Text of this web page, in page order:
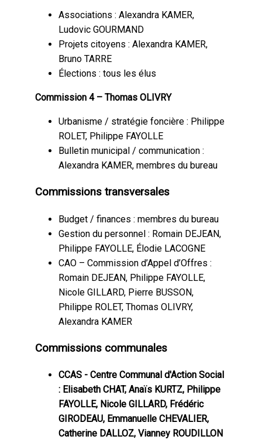
Associations : Alexandra KAMER,
Ludovic GOURMAND
Projets citoyens : Alexandra KAMER,
Bruno TARRE
Élections : tous les élus
Commission 4 – Thomas OLIVRY
Urbanisme / stratégie foncière : Philippe
ROLET, Philippe FAYOLLE
Bulletin municipal / communication :
Alexandra KAMER, membres du bureau
Commissions transversales
Budget / finances : membres du bureau
Gestion du personnel : Romain DEJEAN,
Philippe FAYOLLE, Élodie LACOGNE
CAO – Commission d’Appel d’Offres :
Romain DEJEAN, Philippe FAYOLLE,
Nicole GILLARD, Pierre BUSSON,
Philippe ROLET, Thomas OLIVRY,
Alexandra KAMER
Commissions communales
CCAS - Centre Communal d'Action Social
: Elisabeth CHAT, Anaïs KURTZ, Philippe
FAYOLLE, Nicole GILLARD, Frédéric
GIRODEAU, Emmanuelle CHEVALIER,
Catherine DALLOZ, Vianney ROUDILLON